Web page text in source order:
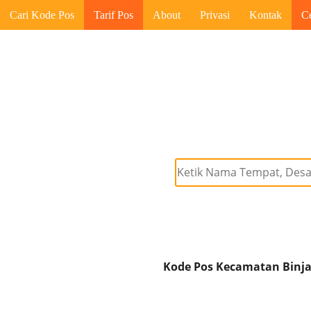
Cari Kode Pos Tarif Pos About Privasi Kontak
Kode Pos Kecamatan